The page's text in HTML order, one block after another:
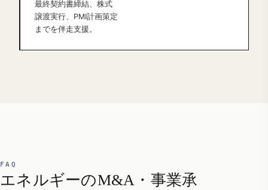
最終契約書締結、株式
譲渡実行、PMI計画策定
までを伴走支援。
FAQ
エネルギーのM&A・事業承